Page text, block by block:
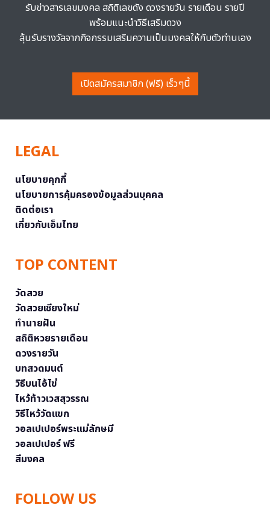
รับข่าวสารเลขมงคล สถิติเลขดัง ดวงรายวัน รายเดือน รายปี
พร้อมแนะนำวิธีเสริมดวง
ลุ้นรับรางวัลจากกิจกรรมเสริมความเป็นมงคลให้กับตัวท่านเอง
เปิดสมัครสมาชิก (ฟรี) เร็วๆนี้
LEGAL
นโยบายคุกกี้
นโยบายการคุ้มครองข้อมูลส่วนบุคคล
ติดต่อเรา
เกี่ยวกับเอ็มไทย
TOP CONTENT
วัดสวย
วัดสวยเชียงใหม่
ทำนายฝัน
สถิติหวยรายเดือน
ดวงรายวัน
บทสวดมนต์
วิธีบนไอ้ไข่
ไหว้ท้าวเวสสุวรรณ
วิธีไหว้วัดแขก
วอลเปเปอร์พระแม่ลักษมี
วอลเปเปอร์ ฟรี
สีมงคล
FOLLOW US